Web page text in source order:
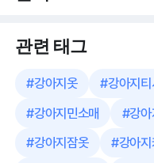
관련 태그
#강아지옷 #강아지
#강아지민소매 #강
#강아지잠옷 #강아